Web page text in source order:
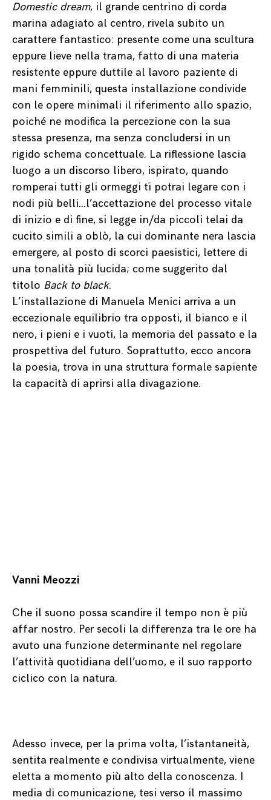
Domestic dream, il grande centrino di corda
marina adagiato al centro, rivela subito un
carattere fantastico: presente come una scultura
eppure lieve nella trama, fatto di una materia
resistente eppure duttile al lavoro paziente di
mani femminili, questa installazione condivide
con le opere minimali il riferimento allo spazio,
poiché ne modifica la percezione con la sua
stessa presenza, ma senza concludersi in un
rigido schema concettuale. La riflessione lascia
luogo a un discorso libero, ispirato, quando
romperai tutti gli ormeggi ti potrai legare con i
nodi più belli…l’accettazione del processo vitale
di inizio e di fine, si legge in/da piccoli telai da
cucito simili a oblò, la cui dominante nera lascia
emergere, al posto di scorci paesistici, lettere di
una tonalità più lucida; come suggerito dal
titolo Back to black.
L’installazione di Manuela Menici arriva a un
eccezionale equilibrio tra opposti, il bianco e il
nero, i pieni e i vuoti, la memoria del passato e la
prospettiva del futuro. Soprattutto, ecco ancora
la poesia, trova in una struttura formale sapiente
la capacità di aprirsi alla divagazione.
Vanni Meozzi
Che il suono possa scandire il tempo non è più
affar nostro. Per secoli la differenza tra le ore ha
avuto una funzione determinante nel regolare
l’attività quotidiana dell’uomo, e il suo rapporto
ciclico con la natura.
Adesso invece, per la prima volta, l’istantaneità,
sentita realmente e condivisa virtualmente, viene
eletta a momento più alto della conoscenza. I
media di comunicazione, tesi verso il massimo